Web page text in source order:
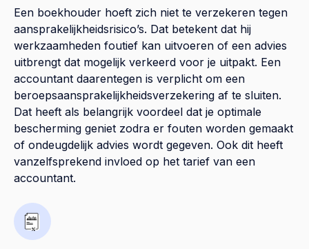
Een boekhouder hoeft zich niet te verzekeren tegen
aansprakelijkheidsrisico’s. Dat betekent dat hij
werkzaamheden foutief kan uitvoeren of een advies
uitbrengt dat mogelijk verkeerd voor je uitpakt. Een
accountant daarentegen is verplicht om een
beroepsaansprakelijkheidsverzekering af te sluiten.
Dat heeft als belangrijk voordeel dat je optimale
bescherming geniet zodra er fouten worden gemaakt
of ondeugdelijk advies wordt gegeven. Ook dit heeft
vanzelfsprekend invloed op het tarief van een
accountant.